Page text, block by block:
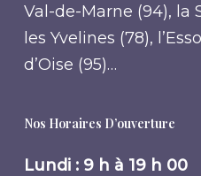
Val-de-Marne (94), la
les Yvelines (78),
d’Oise (95)…
Nos Horaires D’ouverture
Lundi : 9 h à 19 h 00